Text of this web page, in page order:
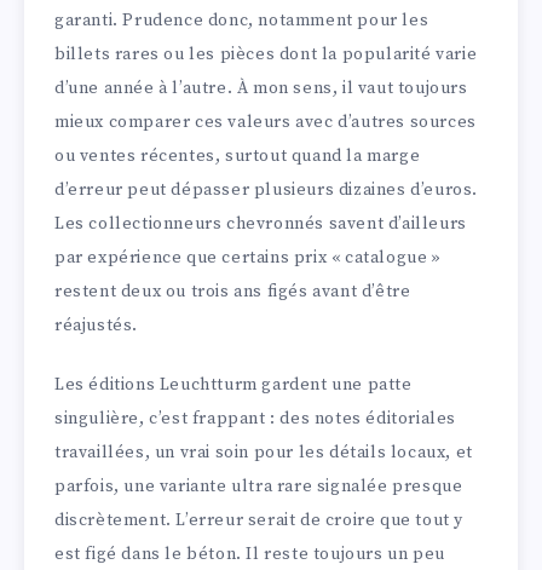
garanti. Prudence donc, notamment pour les
billets rares ou les pièces dont la popularité varie
d’une année à l’autre. À mon sens, il vaut toujours
mieux comparer ces valeurs avec d’autres sources
ou ventes récentes, surtout quand la marge
d’erreur peut dépasser plusieurs dizaines d’euros.
Les collectionneurs chevronnés savent d’ailleurs
par expérience que certains prix « catalogue »
restent deux ou trois ans figés avant d’être
réajustés.
Les éditions Leuchtturm gardent une patte
singulière, c’est frappant : des notes éditoriales
travaillées, un vrai soin pour les détails locaux, et
parfois, une variante ultra rare signalée presque
discrètement. L’erreur serait de croire que tout y
est figé dans le béton. Il reste toujours un peu